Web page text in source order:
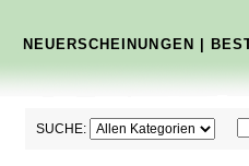
NEUERSCHEINUNGEN
SUCHE: